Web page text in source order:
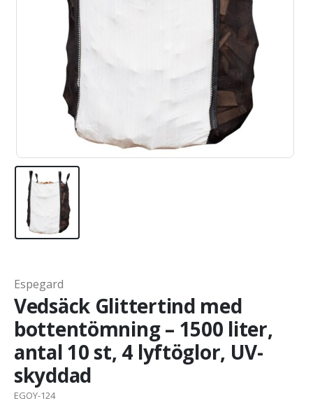
Espegard
Vedsäck Glittertind med
bottentömning – 1500 liter,
antal 10 st, 4 lyftöglor, UV-
skyddad
EGOY-124